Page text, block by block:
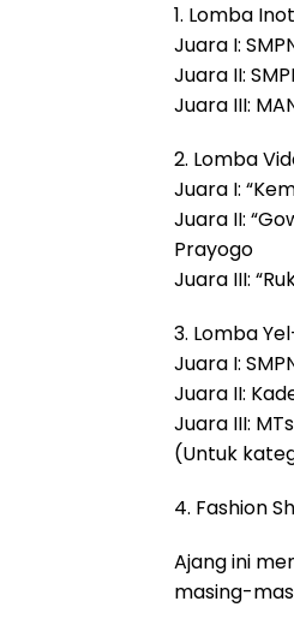
1. Lomba
Juara I:
Juara II:
Juara III:
2. Lomba
Juara I:
Juara II:
Prayogo
Juara III:
3. Lomba
Juara I:
Juara II:
Juara III:
(Untuk
4. Fashion
Ajang ini
masing-